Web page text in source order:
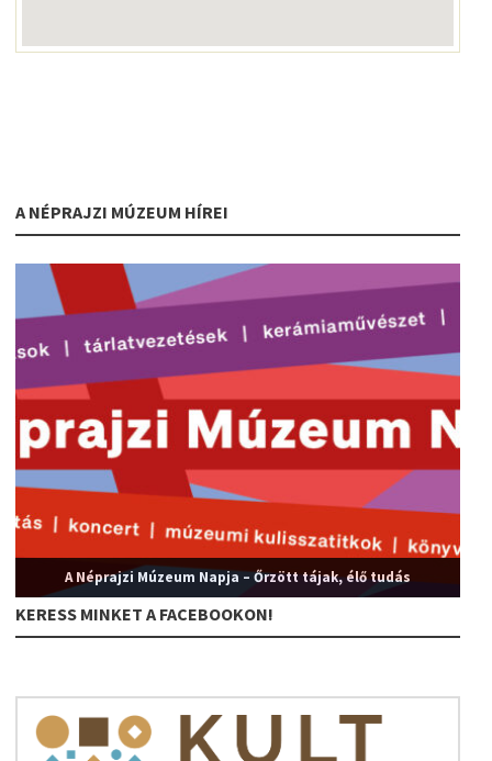
A NÉPRAJZI MÚZEUM HÍREI
A Néprajzi Múzeum Napja – Őrzött tájak, élő tudás
KERESS MINKET A FACEBOOKON!